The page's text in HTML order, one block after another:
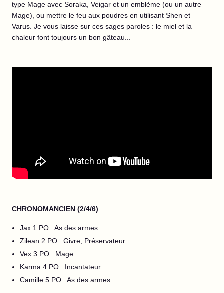
type Mage avec Soraka, Veigar et un emblème (ou un autre
Mage), ou mettre le feu aux poudres en utilisant Shen et
Varus. Je vous laisse sur ces sages paroles : le miel et la
chaleur font toujours un bon gâteau...
CHRONOMANCIEN (2/4/6)
Jax 1 PO : As des armes
Zilean 2 PO : Givre, Préservateur
Vex 3 PO : Mage
Karma 4 PO : Incantateur
Camille 5 PO : As des armes